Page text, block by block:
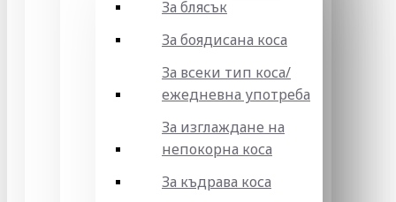
За блясък
За боядисана коса
За всеки тип коса/
ежедневна употреба
За изглаждане на
непокорна коса
За къдрава коса